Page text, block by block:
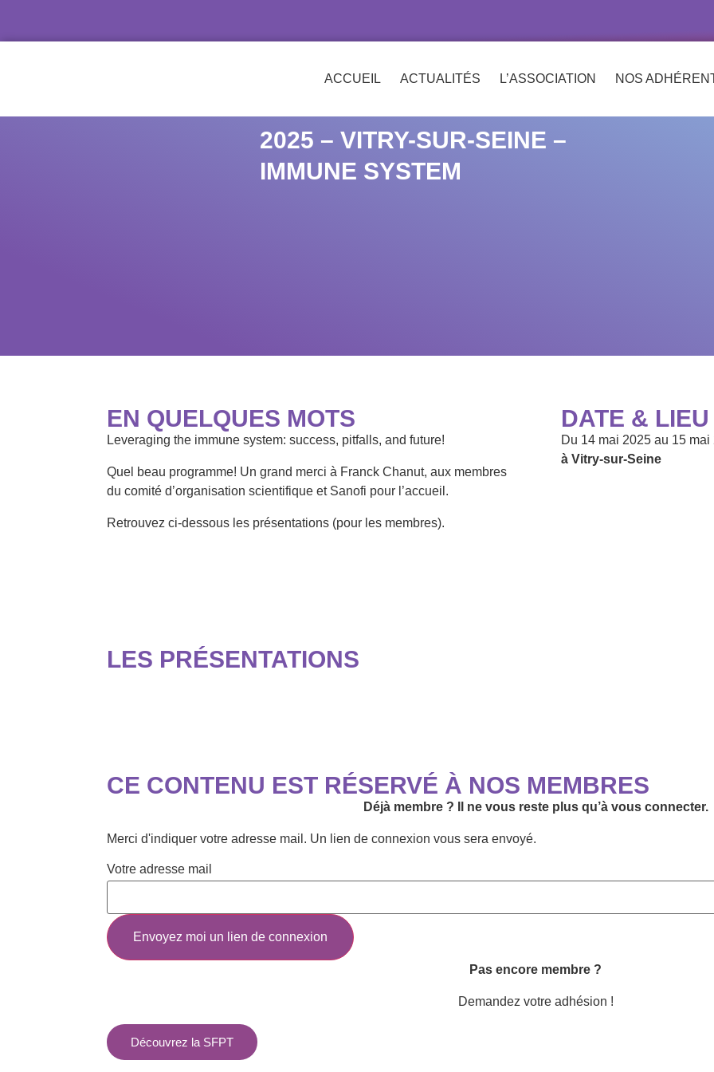
ACCUEIL ACTUALITÉS L’ASSOCIATION NOS
2025 – VITRY-SUR-SEINE –
IMMUNE SYSTEM
DATE & LIEU
Du 14 mai 2025 au 15 mai
à Vitry-sur-Seine
EN QUELQUES MOTS
Leveraging the immune system: success, pitfalls, and future!
Quel beau programme! Un grand merci à Franck Chanut, aux membres
du comité d’organisation scientifique et Sanofi pour l’accueil.
Retrouvez ci-dessous les présentations (pour les membres).
LES PRÉSENTATIONS
CE CONTENU EST RÉSERVÉ À NOS MEMBRES
Déjà membre ? Il ne vous reste plus qu’à vous connecter.
Merci d'indiquer votre adresse mail. Un lien de connexion vous sera envoyé.
Votre adresse mail
Pas encore membre ?
Demandez votre adhésion !
Découvrez la SFPT